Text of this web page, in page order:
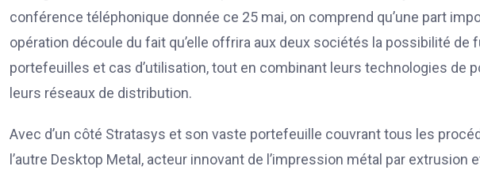
conférence téléphonique donnée ce 25 mai, on comprend qu’une part
opération découle du fait qu’elle offrira aux deux sociétés la possibilité de
portefeuilles et cas d’utilisation, tout en combinant leurs technologies de
leurs réseaux de distribution.
Avec d’un côté Stratasys et son vaste portefeuille couvrant tous les
l’autre Desktop Metal, acteur innovant de l’impression métal par extrusion